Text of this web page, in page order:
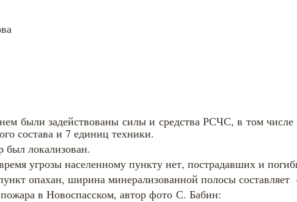
были задействованы силы и средства РСЧС, в том
состава и 7 единиц техники.
локализован.
угрозы населенному пункту нет, пострадавших и
опахан, ширина минерализованной полосы составляет
в Новоспасском, автор фото С. Бабин: